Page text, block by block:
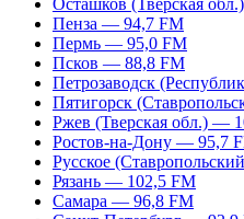
Осташков (Тверская
Пенза — 94,7 FM
Пермь — 95,0 FM
Псков — 88,8 FM
Петрозаводск
Пятигорск
Ржев (Тверская обл.) —
Ростов-на-Дону — 95,7
Русское
Рязань — 102,5 FM
Самара — 96,8 FM